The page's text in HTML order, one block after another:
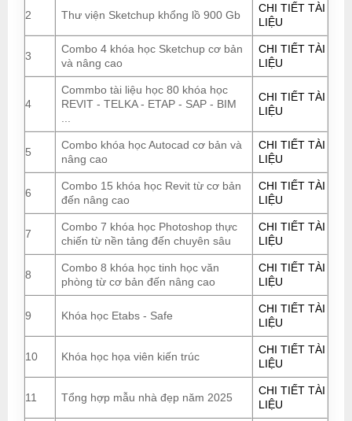
2 Thư viện Sketchup khổng lồ 900 Gb
CHI TIẾT TÀI
LIỆU
3
Combo 4 khóa học Sketchup cơ bản
và nâng cao
CHI TIẾT TÀI
LIỆU
4
Commbo tài liệu học 80 khóa học
REVIT - TELKA - ETAP - SAP - BIM
CHI TIẾT TÀI
LIỆU
5
Combo khóa học Autocad cơ bản và
nâng cao
CHI TIẾT TÀI
LIỆU
6
Combo 15 khóa học Revit từ cơ bản
đến nâng cao
CHI TIẾT TÀI
LIỆU
7
Combo 7 khóa học Photoshop thực
chiến từ nền tảng đến chuyên sâu
CHI TIẾT TÀI
LIỆU
8
Combo 8 khóa học tinh học văn
phòng từ cơ bản đến nâng cao
CHI TIẾT TÀI
LIỆU
9 Khóa học Etabs - Safe
CHI TIẾT TÀI
LIỆU
10 Khóa học họa viên kiến trúc
CHI TIẾT TÀI
LIỆU
11 Tổng hợp mẫu nhà đẹp năm 2025
CHI TIẾT TÀI
LIỆU